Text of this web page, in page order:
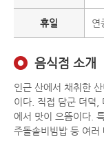
휴일 연
음식점 소개
인근 산에서 채취한
이다. 직접 담군 더덕,
에서 맛이 으뜸이다.
주돌솥비빔밥 등 여러